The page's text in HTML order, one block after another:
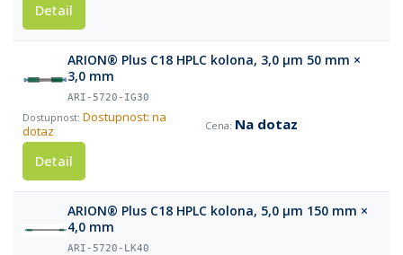
Detail
ARION® Plus C18 HPLC kolona, 3,0 µm 50 mm ×
3,0 mm
ARI-5720-IG30
Dostupnost: na
dotaz
Na dotaz
Detail
ARION® Plus C18 HPLC kolona, 5,0 µm 150 mm ×
4,0 mm
ARI-5720-LK40